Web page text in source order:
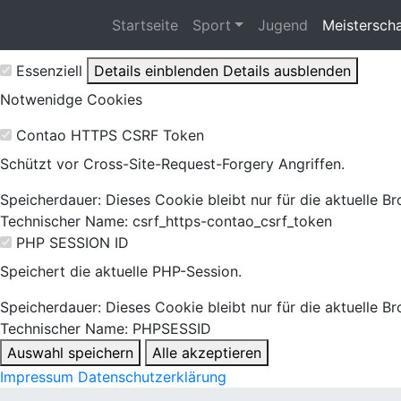
Ihre Einstellungen können Sie jederzeit mit Klick auf
Essenziell Details einblenden Details ausblenden
Notwenidge Cookies
Contao HTTPS CSRF Token
Schützt vor Cross-Site-Request-Forgery Angriffen.
Speicherdauer: Dieses Cookie bleibt nur für die aktuelle
Technischer Name: csrf_https-contao_csrf_token
PHP SESSION ID
Speichert die aktuelle PHP-Session.
Speicherdauer: Dieses Cookie bleibt nur für die aktuelle
Technischer Name: PHPSESSID
Auswahl speichern
Alle akzeptieren
Impressum Datenschutzerklärung
Navigation überspringen
Startseite Sport Jugend